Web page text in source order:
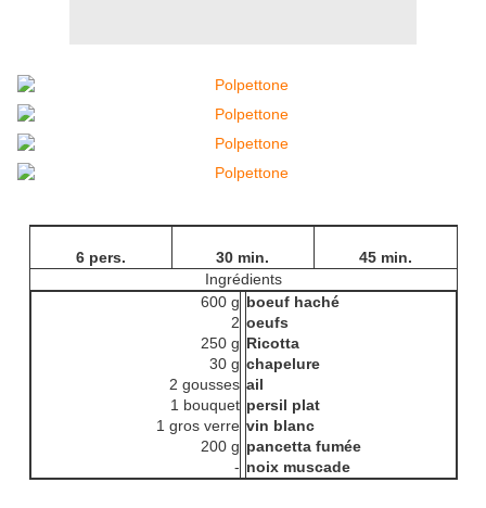
6 pers. 30 min.
45 min.
Ingrédients
600 g
2
250 g
30 g
2 gousses
1 bouquet
1 gros verre
200 g
-
boeuf haché
oeufs
Ricotta
chapelure
ail
persil plat
vin blanc
pancetta fumée
noix muscade